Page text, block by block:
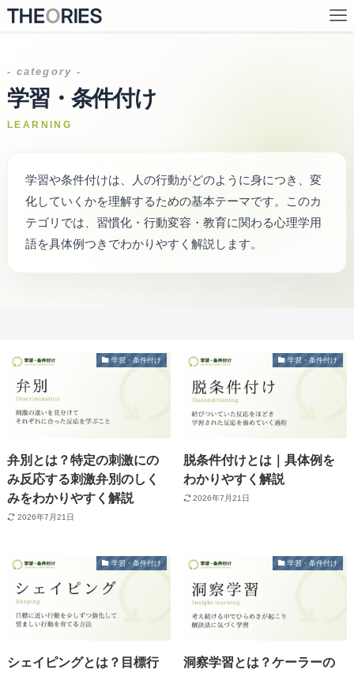
- category -
学習・条件付け
LEARNING
学習や条件付けは、人の行動がどのように身につき、変
化していくかを理解するための基本テーマです。このカ
テゴリでは、習慣化・行動変容・教育に関わる心理学用
語を具体例つきでわかりやすく解説します。
学習・条件付け
弁別とは？特定の刺激にの
み反応する刺激弁別のしく
みをわかりやすく解説
2026年7月21日
学習・条件付け
脱条件付けとは｜具体例を
わかりやすく解説
2026年7月21日
学習・条件付け
シェイピングとは？目標行
学習・条件付け
洞察学習とは？ケーラーの